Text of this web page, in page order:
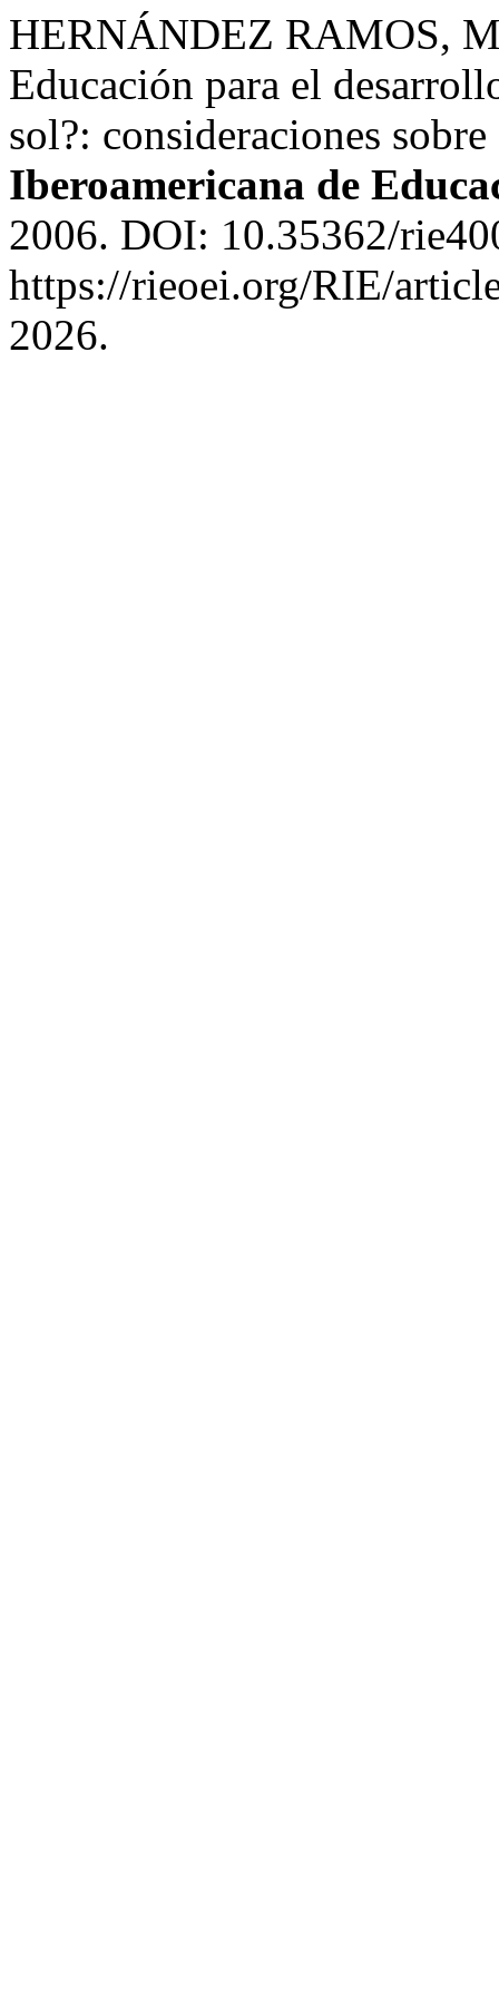
HERNÁNDEZ RAMOS,
Educación para el
sol?: consideraciones
Iberoamericana de
2006. DOI: 10.35362/
https://rieoei.org/RIE/
2026.